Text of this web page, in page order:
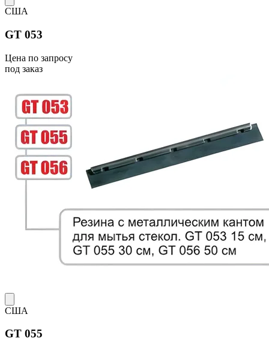
США
GT 053
Цена по запросу
под заказ
США
GT 055